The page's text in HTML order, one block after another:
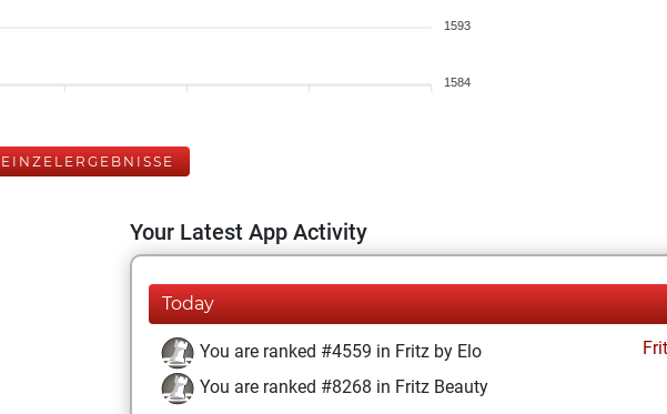
1593
1584
EINZELERGEBNISSE
Your Latest App Activity
Today
You are ranked #4559 in Fritz by Elo
You are ranked #8268 in Fritz Beauty